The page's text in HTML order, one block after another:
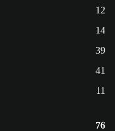
12
14
39
41
11
76